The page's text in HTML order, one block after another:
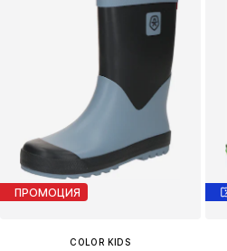
ПРОМОЦИЯ
COLOR KIDS